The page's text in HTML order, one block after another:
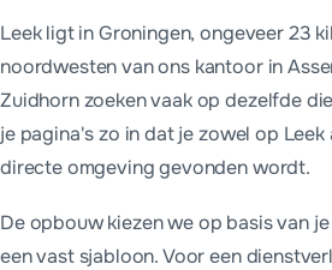
Leek ligt in Groningen, ongeveer 23
noordwesten van ons kantoor in
Zuidhorn zoeken vaak op dezelfde
je pagina's zo in dat je zowel op
directe omgeving gevonden wordt.
De opbouw kiezen we op basis van
een vast sjabloon. Voor een